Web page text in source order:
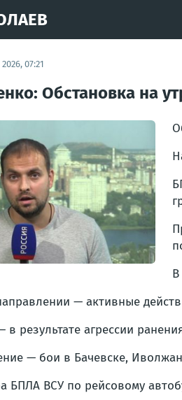
07:21
Обстановка на
В
— активные
в результате агрессии
— бои в Бачевске,
БПЛА ВСУ по рейсовому